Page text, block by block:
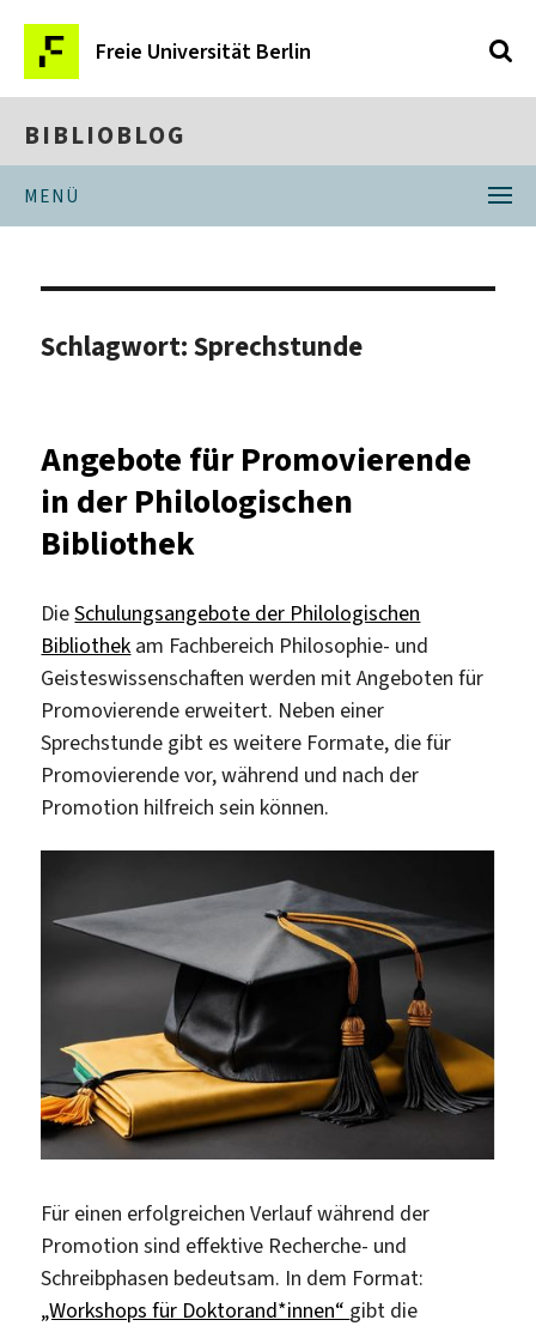
Freie Universität Berlin
BIBLIOBLOG
MENÜ
Schlagwort:Sprechstunde
Angebote für Promovierende
in der Philologischen
Bibliothek
DieSchulungsangebote der Philologischen
Bibliothek am Fachbereich Philosophie- und
Geisteswissenschaften werden mit Angeboten für
Promovierende erweitert. Neben einer
Sprechstunde gibt es weitere Formate, die für
Promovierende vor, während und nach der
Promotion hilfreich sein können.
Für einen erfolgreichen Verlauf während der
Promotion sind effektive Recherche- und
Schreibphasen bedeutsam. In dem Format:
„Workshops für Doktorand*innen“ gibt die